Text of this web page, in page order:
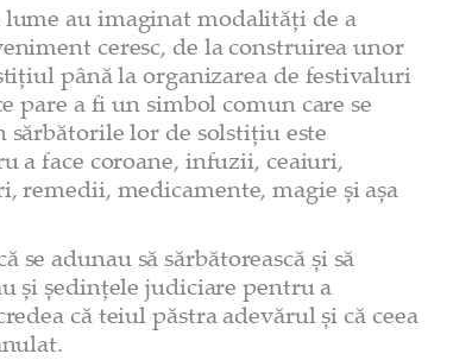
au imaginat modalități de a
ceresc, de la construirea unor
până la organizarea de festivaluri
pare a fi un simbol comun care se
lor de solstițiu este
a face coroane, infuzii, ceaiuri,
remedii, medicamente, magie și așa
adunau să sărbătorească și să
și ședințele judiciare pentru a
că teiul păstra adevărul și că ceea